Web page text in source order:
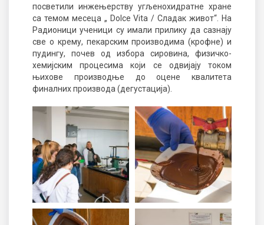
посветили инжењерству угљенохидратне хране
са темом месеца „ Dolce Vita/ Сладак живот“. На
Радионици ученици су имали прилику да сазнају
све о крему, пекарским производима (крофне) и
пудингу, почев од избора сировина, физичко-
хемијским процесима који се одвијају током
њихове производње до оцене квалитета
финалних производа (дегустација).